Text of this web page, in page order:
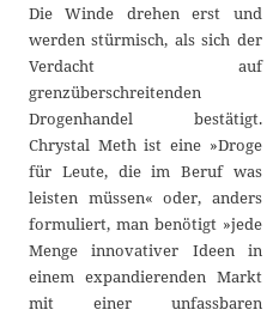
Die Winde drehen erst und
werden stürmisch, als sich der
Verdacht auf
grenzüberschreitenden
Drogenhandel bestätigt.
Chrystal Meth ist eine »Droge
für Leute, die im Beruf was
leisten müssen« oder, anders
formuliert, man benötigt »jede
Menge innovativer Ideen in
einem expandierenden Markt
mit einer unfassbaren